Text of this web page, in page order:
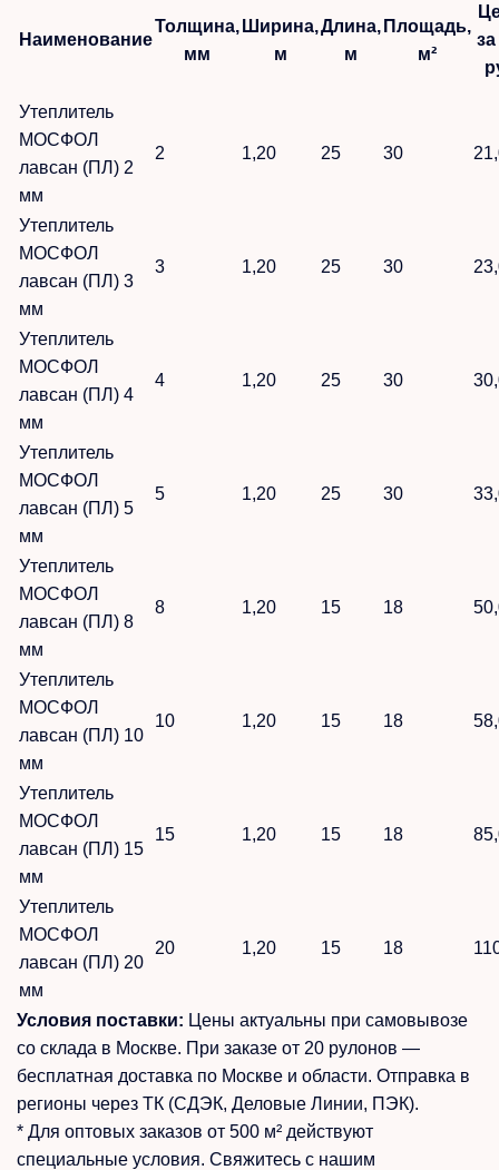
Наименование
Толщина,
мм
Ширина,
м
Длина,
м
Площадь,
м²
за
Утеплитель
МОСФОЛ
лавсан (ПЛ) 2
мм
2 1,20 25 30
Утеплитель
МОСФОЛ
лавсан (ПЛ) 3
мм
3 1,20 25 30
Утеплитель
МОСФОЛ
лавсан (ПЛ) 4
мм
4 1,20 25 30
Утеплитель
МОСФОЛ
лавсан (ПЛ) 5
мм
5 1,20 25 30
Утеплитель
МОСФОЛ
лавсан (ПЛ) 8
мм
8 1,20 15 18
Утеплитель
МОСФОЛ
лавсан (ПЛ) 10
мм
10 1,20 15 18
Утеплитель
МОСФОЛ
лавсан (ПЛ) 15
мм
15 1,20 15 18
Утеплитель
МОСФОЛ
лавсан (ПЛ) 20
мм
20 1,20 15 18
Условия поставки: Цены актуальны при самовывозе
со склада в Москве. При заказе от 20 рулонов —
бесплатная доставка по Москве и области. Отправка в
регионы через ТК (СДЭК, Деловые Линии, ПЭК).
* Для оптовых заказов от 500 м² действуют
специальные условия. Свяжитесь с нашим